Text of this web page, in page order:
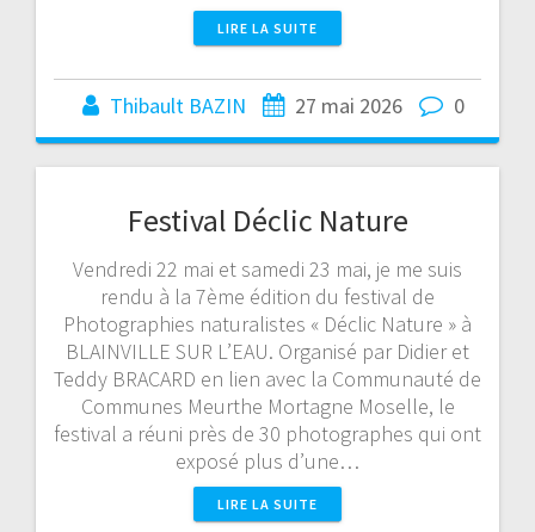
LIRE LA SUITE
Thibault BAZIN 27 mai 2026 0
Festival Déclic Nature
Vendredi 22 mai et samedi 23 mai, je me suis
rendu à la 7ème édition du festival de
Photographies naturalistes « Déclic Nature » à
BLAINVILLE SUR L’EAU. Organisé par Didier et
Teddy BRACARD en lien avec la Communauté de
Communes Meurthe Mortagne Moselle, le
festival a réuni près de 30 photographes qui ont
exposé plus d’une…
LIRE LA SUITE